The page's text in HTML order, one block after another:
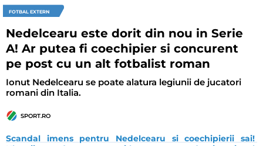
FOTBAL EXTERN
Nedelcearu este dorit din nou in Serie
A! Ar putea fi coechipier si concurent
pe post cu un alt fotbalist roman
Ionut Nedelcearu se poate alatura legiunii de jucatori
romani din Italia.
SPORT.RO
Scandal imens pentru Nedelcearu si coechipierii sai!